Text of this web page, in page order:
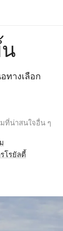
ทางเลือก
ที่น่าสนใจอื่น ๆ
โรยัลตี้